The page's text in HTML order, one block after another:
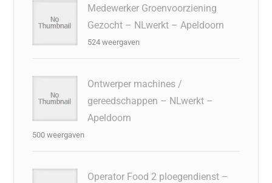
Medewerker Groenvoorziening
Gezocht – NLwerkt – Apeldoorn
524 weergaven
Ontwerper machines /
gereedschappen – NLwerkt –
Apeldoorn
500 weergaven
Operator Food 2 ploegendienst –